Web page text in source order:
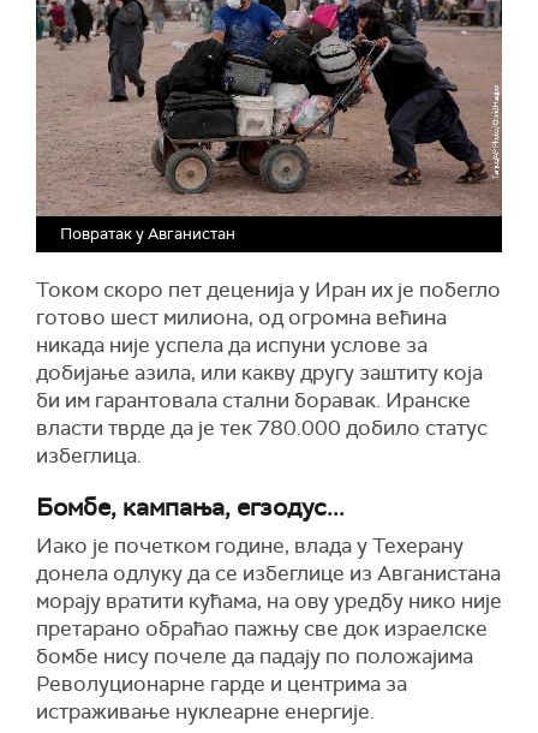
Повратак у Авганистан
Током скоро пет деценија у Иран их је побегло
готово шест милиона, од огромна већина
никада није успела да испуни услове за
добијање азила, или какву другу заштиту која
би им гарантовала стални боравак. Иранске
власти тврде да је тек 780.000 добило статус
избеглица.
Бомбе, кампања, егзодус...
Иако је почетком године, влада у Техерану
донела одлуку да се избеглице из Авганистана
морају вратити кућама, на ову уредбу нико није
претарано обраћао пажњу све док израелске
бомбе нису почеле да падају по положајима
Револуционарне гарде и центрима за
истраживање нуклеарне енергије.